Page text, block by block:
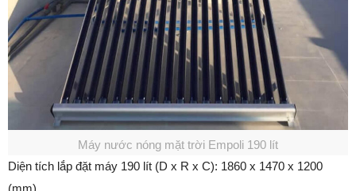
Máy nước nóng mặt trời Empoli 190 lít
Diện tích lắp đặt máy 190 lít (D x R x C): 1860 x 1470 x 1200